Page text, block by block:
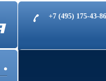
+7 (495) 175-43-